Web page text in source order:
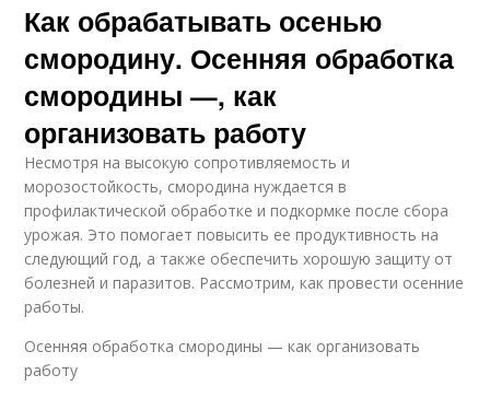
Правильный уход
Как обрабатывать осенью
смородину. Осенняя обработка
смородины —, как
организовать работу
Несмотря на высокую сопротивляемость и
морозостойкость, смородина нуждается в
профилактической обработке и подкормке после сбора
урожая. Это помогает повысить ее продуктивность на
следующий год, а также обеспечить хорошую защиту от
болезней и паразитов. Рассмотрим, как провести осенние
работы.
Осенняя обработка смородины — как организовать
работу